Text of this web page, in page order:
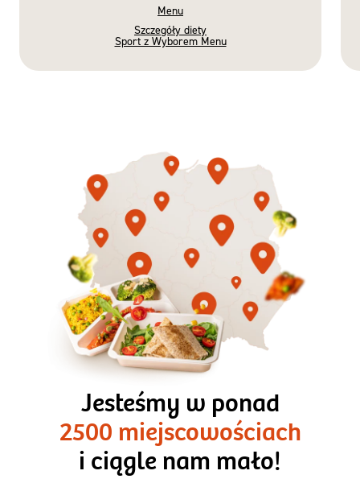
Menu
Szczegóły diety
Sport z Wyborem Menu
3 razy TAK
1500kcal - 2250kcal
3 sycące posiłki o większej objętości. Mniej dań,
ta sama wygoda!
Jesteśmy w ponad
2500 miejscowościach
i ciągle nam mało!